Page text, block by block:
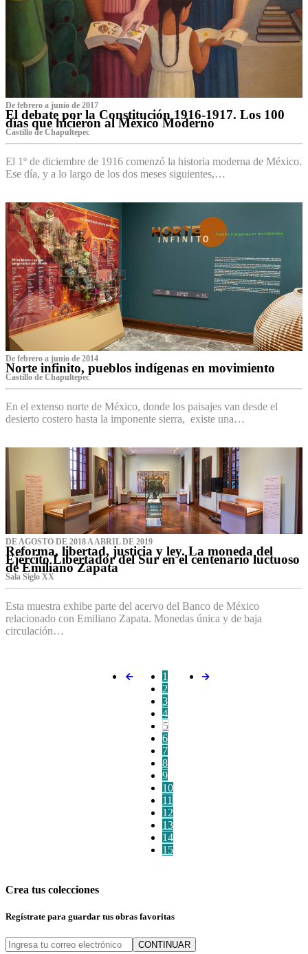
De febrero a junio de 2017
El debate por la Constitución 1916-1917. Los 100
días que hicieron al México Moderno
Castillo de Chapultepec
El 1º de diciembre de 1916 comenzó la historia moderna de México.
Ese día, y a lo largo de los dos meses siguientes,…
De febrero a junio de 2014
Norte infinito, pueblos indígenas en movimiento
Castillo de Chapultepec
En el extenso norte de México, donde los paisajes van desde el
desierto costero hasta la imponente sierra, existe una…
DE AGOSTO DE 2018 A ABRIL DE 2019
Reforma, libertad, justicia y ley. La moneda del
Ejército Libertador del Sur en el centenario luctuoso
de Emiliano Zapata
Sala Siglo XX
Esta muestra exhibe parte del acervo del Banco de México
relacionado con Emiliano Zapata. Monedas única y de baja
circulación…
1
2
3
4
5
6
7
8
9
10
11
12
13
14
15
Crea tus colecciones
Regístrate para guardar tus obras favoritas
CONTINUAR